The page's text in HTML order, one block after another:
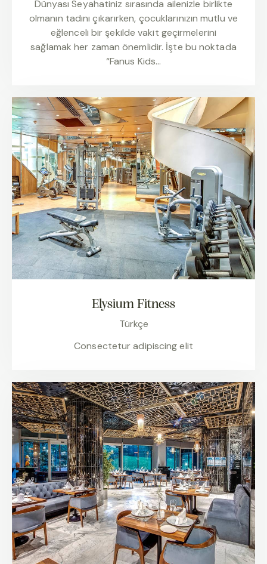
Dünyası Seyahatiniz sırasında ailenizle birlikte
olmanın tadını çıkarırken, çocuklarınızın mutlu ve
eğlenceli bir şekilde vakit geçirmelerini
sağlamak her zaman önemlidir. İşte bu noktada
“Fanus Kids…
Elysium Fitness
Türkçe
Consectetur adipiscing elit